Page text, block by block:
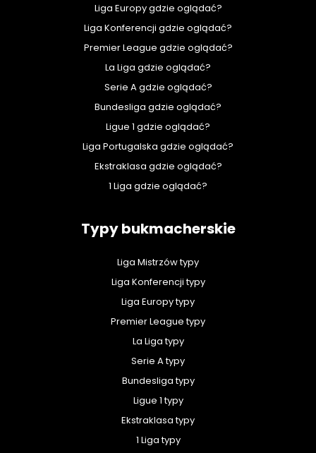
Liga Europy gdzie oglądać?
Liga Konferencji gdzie oglądać?
Premier League gdzie oglądać?
La Liga gdzie oglądać?
Serie A gdzie oglądać?
Bundesliga gdzie oglądać?
Ligue 1 gdzie oglądać?
Liga Portugalska gdzie oglądać?
Ekstraklasa gdzie oglądać?
1 Liga gdzie oglądać?
Typy bukmacherskie
Liga Mistrzów typy
Liga Konferencji typy
Liga Europy typy
Premier League typy
La Liga typy
Serie A typy
Bundesliga typy
Ligue 1 typy
Ekstraklasa typy
1 Liga typy